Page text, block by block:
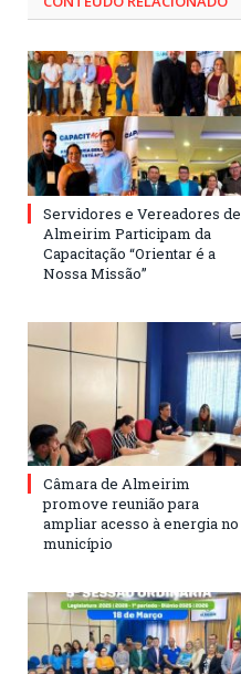
Servidores e Vereadores de
Almeirim Participam da
Capacitação “Orientar é a
Nossa Missão”
Câmara de Almeirim
promove reunião para
ampliar acesso à energia no
município